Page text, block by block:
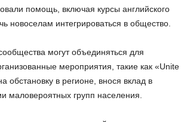
помощь, включая курсы английского
новоселам интегрироваться в общество.
могут объединяться для
мероприятия, такие как «Unite
обстановку в регионе, внося вклад в
маловероятных групп населения.